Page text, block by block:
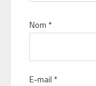
Nom *
E-mail *